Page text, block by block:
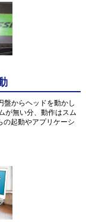
盤からヘッドを動かし
が無い分、動作はスム
の起動やアプリケーシ